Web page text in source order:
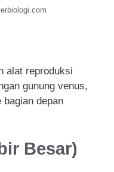
alat reproduksi
gunung venus,
bagian depan
Besar)